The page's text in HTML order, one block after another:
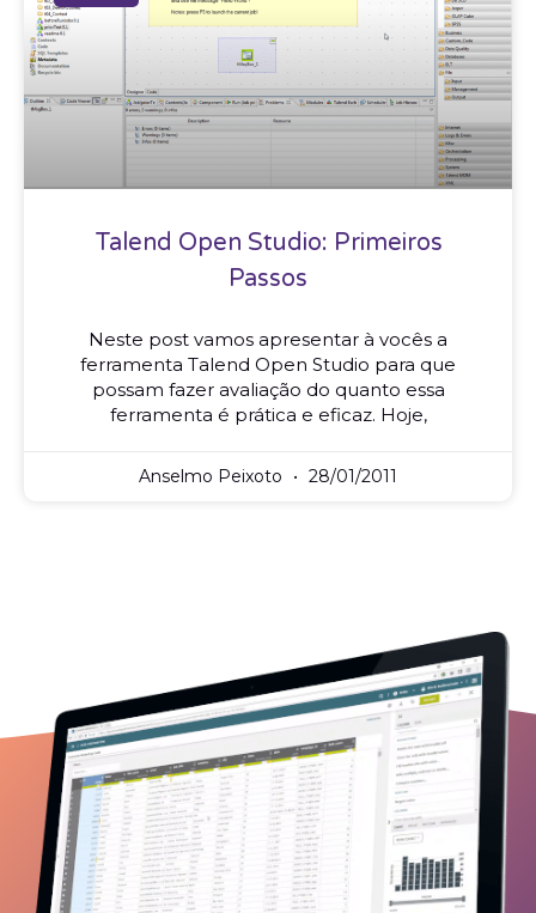
Talend Open Studio: Primeiros
Passos
Neste post vamos apresentar à vocês a
ferramenta Talend Open Studio para que
possam fazer avaliação do quanto essa
ferramenta é prática e eficaz. Hoje,
Anselmo Peixoto 28/01/2011